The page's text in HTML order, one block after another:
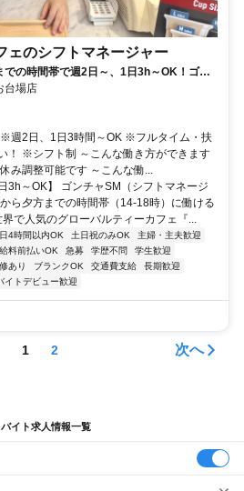
ェのシフトマネージャー
での時間帯で週2日～、1日3h～OK！ゴン
スタート！
台場店
週2日、1日3時間～OK ※フルタイム・扶
！ ※シフト制 ～こんな働き方ができます
み調整可能です ～こんな働...
3h～OK】 ゴンチャSM（シフトマネージ
ら夕方までの時間帯（14-18時）に働ける
で人気のグローバルティーカフェ『...
4時間以内OK 土日祝のみOK
主婦・主夫歓迎
給料前払いOK 急募 学歴不問
学生歓迎
あり ブランクOK 交通費支給
長期歓迎
イトデビュー歓迎
1 2 次へ
イト求人情報一覧